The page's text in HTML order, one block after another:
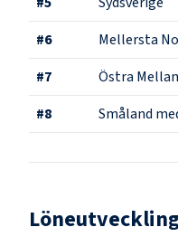
#6 Mellersta
#7 Östra
#8 Småland